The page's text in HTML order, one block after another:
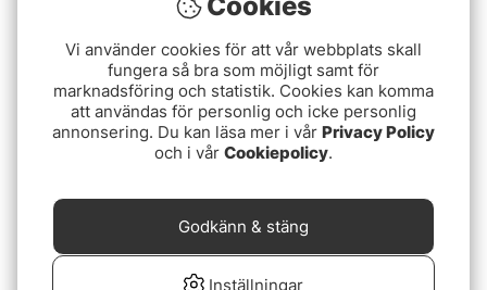
Sonik Sizzla Kettle
319 kr
Yeti Pour Over - Navy
389 kr
Vi använder cookies för att vår webbplats skall
fungera så bra som möjligt samt för
marknadsföring och statistik. Cookies kan komma
att användas för personlig och icke personlig
annonsering. Du kan läsa mer i vår Privacy Policy
och i vår Cookiepolicy.
Inställningar
Godkänn & stäng